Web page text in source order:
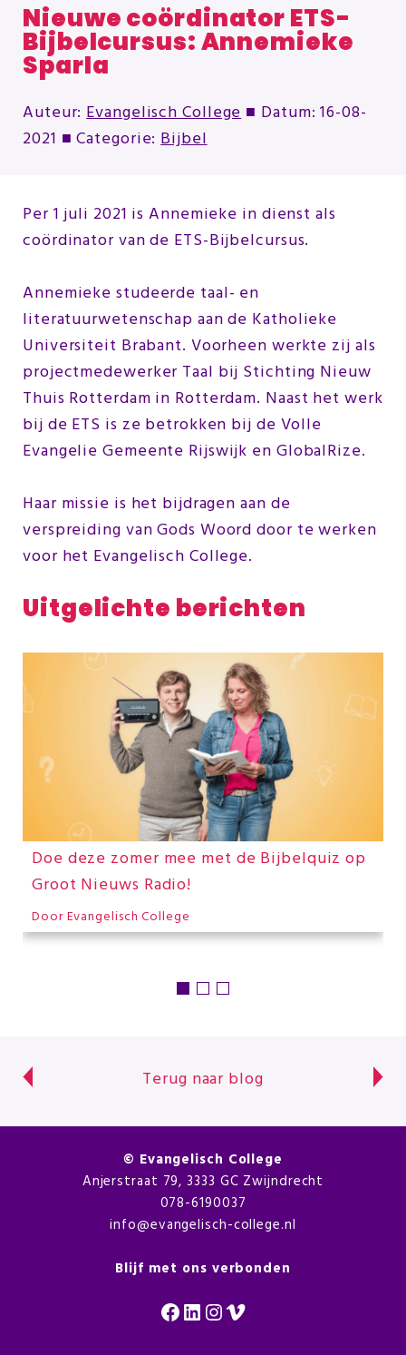
Nieuwe coördinator ETS-
Bijbelcursus: Annemieke
Sparla
Auteur:Evangelisch College■ Datum:16-08-
2021 ■ Categorie:Bijbel
Per 1 juli 2021 is Annemieke in dienst als
coördinator van de ETS-Bijbelcursus.
Annemieke studeerde taal- en
literatuurwetenschap aan de Katholieke
Universiteit Brabant. Voorheen werkte zij als
projectmedewerker Taal bij Stichting Nieuw
Thuis Rotterdam in Rotterdam. Naast het werk
bij de ETS is ze betrokken bij de Volle
Evangelie Gemeente Rijswijk en GlobalRize.
Haar missie is het bijdragen aan de
verspreiding van Gods Woord door te werken
voor het Evangelisch College.
Uitgelichte berichten
Doe deze zomer mee met de Bijbelquiz op
Groot Nieuws Radio!
DoorEvangelisch College
Terug naar blog
© Evangelisch College
Anjerstraat 79, 3333 GC Zwijndrecht
078-6190037
info@evangelisch-college.nl
Blijf met ons verbonden